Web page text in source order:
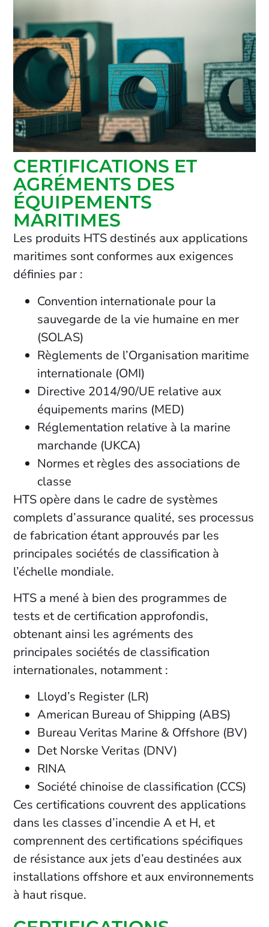
CERTIFICATIONS ET
AGRÉMENTS DES
ÉQUIPEMENTS
MARITIMES
Les produits HTS destinés aux applications
maritimes sont conformes aux exigences
définies par :
Convention internationale pour la
sauvegarde de la vie humaine en mer
(SOLAS)
Règlements de l’Organisation maritime
internationale (OMI)
Directive 2014/90/UE relative aux
équipements marins (MED)
Réglementation relative à la marine
marchande (UKCA)
Normes et règles des associations de
classe
HTS opère dans le cadre de systèmes
complets d’assurance qualité, ses processus
de fabrication étant approuvés par les
principales sociétés de classification à
l’échelle mondiale.
HTS a mené à bien des programmes de
tests et de certification approfondis,
obtenant ainsi les agréments des
principales sociétés de classification
internationales, notamment :
Lloyd’s Register (LR)
American Bureau of Shipping (ABS)
Bureau Veritas Marine & Offshore (BV)
Det Norske Veritas (DNV)
RINA
Société chinoise de classification (CCS)
Ces certifications couvrent des applications
dans les classes d’incendie A et H, et
comprennent des certifications spécifiques
de résistance aux jets d’eau destinées aux
installations offshore et aux environnements
à haut risque.